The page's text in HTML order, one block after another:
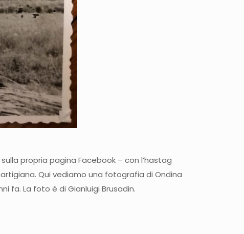
propria pagina Facebook – con l’hastag
Qui vediamo una fotografia di Ondina
fa. La foto è di Gianluigi Brusadin.